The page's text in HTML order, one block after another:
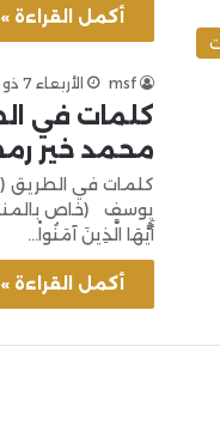
أكمل القراءة »
msf الأربعاء 7 ذو الحجة 1443هـ 6-7-2022م
محمد خير
يوسف (خاص
أَيُّهَا الَّذِينَ آمَنُواْ…
أكمل القراءة »